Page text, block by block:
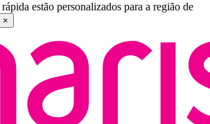
estão personalizados para a região de
×